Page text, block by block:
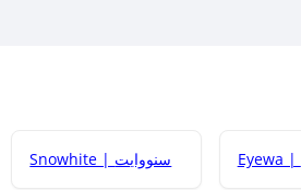
Snowhite | سنووايت